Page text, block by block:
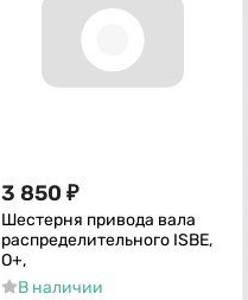
3 850 ₽
Шестерня привода вала
распределительного ISBE,
О+,
В наличии